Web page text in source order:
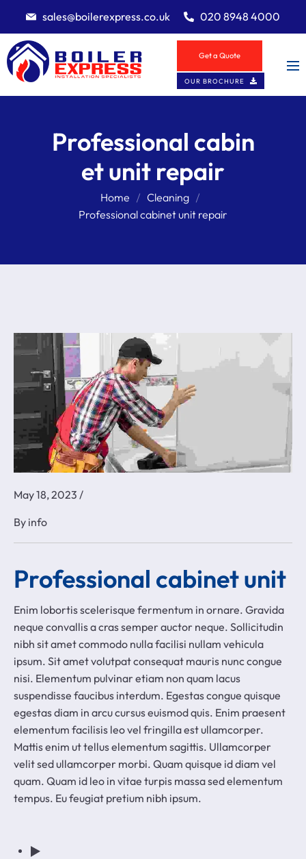
sales@boilerexpress.co.uk 020 8948 4000
Get a Quote
OUR BROCHURE
Professional cabin
et unit repair
Home
Cleaning
Professional cabinet unit repair
May 18, 2023 /
By info
Professional cabinet unit
Enim lobortis scelerisque fermentum in ornare. Gravida
neque convallis a cras semper auctor neque. Sollicitudin
nibh sit amet commodo nulla facilisi nullam vehicula
ipsum. Sit amet volutpat consequat mauris nunc congue
nisi. Elementum pulvinar etiam non quam lacus
suspendisse faucibus interdum. Egestas congue quisque
egestas diam in arcu cursus euismod quis. Enim praesent
elementum facilisis leo vel fringilla est ullamcorper.
Mattis enim ut tellus elementum sagittis. Ullamcorper
velit sed ullamcorper morbi. Quam quisque id diam vel
quam. Quam id leo in vitae turpis massa sed elementum
tempus. Eu feugiat pretium nibh ipsum.